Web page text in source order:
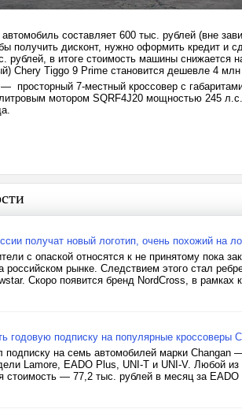
составляет 600 тыс. рублей (вне
получить дисконт, нужно оформить кредит и
рублей, в итоге стоимость машины снижается
Chery Tiggo 9 Prime становится дешевле 4
просторный 7-местный кроссовер с
мотором SQRF4J20 мощностью 245
получат новый логотип, очень похожий на
с опаской относятся к не принятому пока
рынке. Следствием этого стал
Скоро появится бренд NordCross, в рамках
годовую подписку на популярные кроссоверы
подписку на семь автомобилей марки
Lamore, EADO Plus, UNI-T и UNI-V. Любой
стоимость — 77,2 тыс. рублей в месяц за